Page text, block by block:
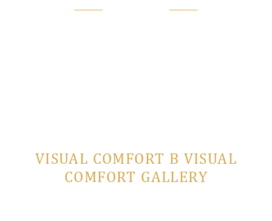
VISUAL COMFORT В VISUAL
COMFORT GALLERY